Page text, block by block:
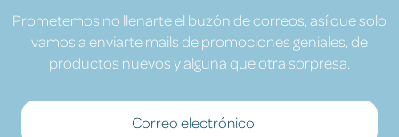
Prometemos no llenarte el buzón de correos, así que solo
vamos a enviarte mails de promociones geniales, de
productos nuevos y alguna que otra sorpresa.